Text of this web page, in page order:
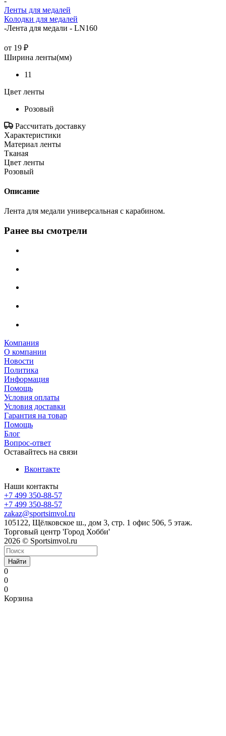
Ленты для медалей
Колодки для медалей
-Лента для медали - LN160
от 19 ₽
Ширина ленты(мм)
11
Цвет ленты
Розовый
Рассчитать доставку
Характеристики
Материал ленты
Тканая
Цвет ленты
Розовый
Описание
Лента для медали универсальная с карабином.
Ранее вы смотрели
Компания
О компании
Новости
Политика
Информация
Помощь
Условия оплаты
Условия доставки
Гарантия на товар
Помощь
Блог
Вопрос-ответ
Оставайтесь на связи
Вконтакте
Наши контакты
+7 499 350-88-57
+7 499 350-88-57
zakaz@sportsimvol.ru
105122, Щёлковское ш., дом 3, стр. 1 офис 506, 5 этаж.
Торговый центр 'Город Хобби'
2026 © Sportsimvol.ru
Найти
0
0
0
Корзина